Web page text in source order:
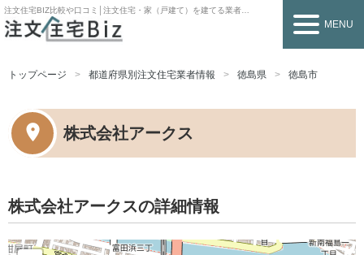
注文住宅BIZ比較や口コミ│注文住宅・家（戸建て）を建てる業者を探すなら
MENU
トップページ 都道府県別注文住宅業者情報 徳島県 徳島市
株式会社アークス
株式会社アークスの詳細情報